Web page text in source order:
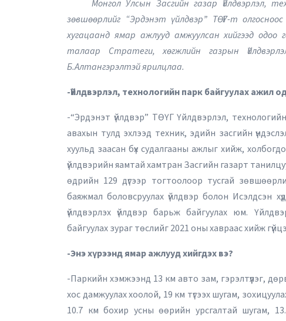
Монгол Улсын Засгийн газар Үйлдвэрлэл,
зөвшөөрлийг “Эрдэнэт үйлдвэр” ТӨҮГ-т
хугацаанд ямар ажлууд амжуулсан хийгээд
талаар Стратеги, хөгжлийн газрын
Б.Алтангэрэлтэй ярилцлаа.
-Үйлдвэрлэл, технологийн парк байгуулах ажил
-“Эрдэнэт үйлдвэр” ТӨҮГ Үйлдвэрлэл,
авахын тулд эхлээд техник, эдийн засгийн
хуульд заасан бүх судалгааны ажлыг хийж,
үйлдвэрийн яамтай хамтран Засгийн газарт
өдрийн 129 дүгээр тогтоолоор тусгай
баяжмал боловсруулах үйлдвэр болон Исэлдсэн
үйлдвэрлэх үйлдвэр барьж байгуулах юм.
байгуулах зураг төслийг 2021 оны хавраас хийж
-Энэ хүрээнд ямар ажлууд хийгдэх вэ?
-Паркийн хэмжээнд 13 км авто зам, гэрэлтүүлэг,
хос дамжуулах хоолой, 19 км түгээх шугам,
10.7 км бохир усны өөрийн урсгалтай шугам,
2026 оны 10 дугаар